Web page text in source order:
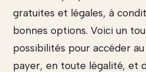
gratuites et légales, à
bonnes options. Voici un
possibilités pour accéder
payer, en toute légalité, et